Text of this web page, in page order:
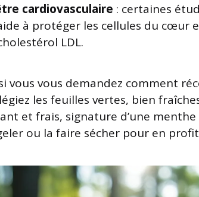
cardiovasculaire : certaines
à protéger les cellules du cœur
LDL.
vous vous demandez comment
les feuilles vertes, bien
et frais, signature d’une menthe
ou la faire sécher pour en